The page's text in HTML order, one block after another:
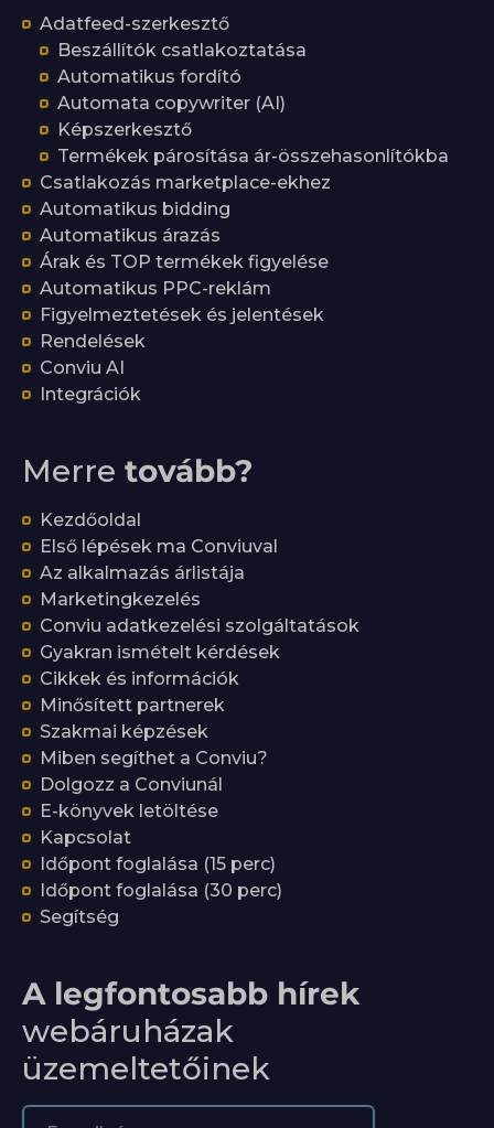
Adatfeed-szerkesztő
Beszállítók csatlakoztatása
Automatikus fordító
Automata copywriter (AI)
Képszerkesztő
Termékek párosítása ár-összehasonlítókba
Csatlakozás marketplace-ekhez
Automatikus bidding
Automatikus árazás
Árak és TOP termékek figyelése
Automatikus PPC-reklám
Figyelmeztetések és jelentések
Rendelések
Conviu AI
Integrációk
Merre tovább?
Kezdőoldal
Első lépések ma Conviuval
Az alkalmazás árlistája
Marketingkezelés
Conviu adatkezelési szolgáltatások
Gyakran ismételt kérdések
Cikkek és információk
Minősített partnerek
Szakmai képzések
Miben segíthet a Conviu?
Dolgozz a Conviunál
E-könyvek letöltése
Kapcsolat
Időpont foglalása (15 perc)
Időpont foglalása (30 perc)
Segítség
A legfontosabb hírek
webáruházak
üzemeltetőinek